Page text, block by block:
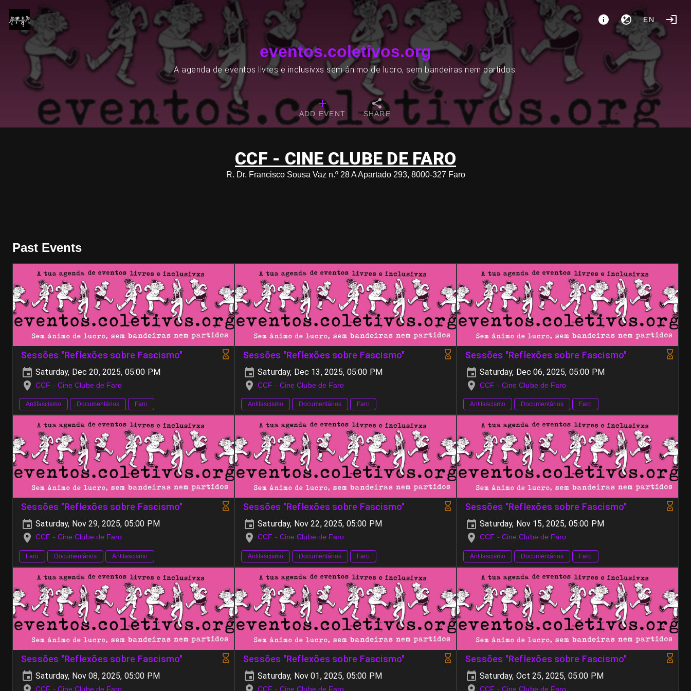
EN
eventos.coletivos.org
A agenda de eventos livres e inclusivxs sem ânimo de lucro, sem bandeiras nem partidos.
ADD EVENT SHARE
CCF - CINE CLUBE DE FARO
R. Dr. Francisco Sousa Vaz n.º 28 A Apartado 293, 8000-327 Faro
Past Events
Sessões "Reflexões sobre Fascismo"
Saturday, Dec 20, 2025, 05:00 PM
CCF - Cine Clube de Faro
Antifascismo Documentários Faro
Sessões "Reflexões sobre Fascismo"
Saturday, Dec 13, 2025, 05:00 PM
CCF - Cine Clube de Faro
Antifascismo Documentários Faro
Sessões "Reflexões sobre Fascismo"
Saturday, Dec 06, 2025, 05:00 PM
CCF - Cine Clube de Faro
Antifascismo Documentários Faro
Sessões "Reflexões sobre Fascismo"
Saturday, Nov 29, 2025, 05:00 PM
CCF - Cine Clube de Faro
Faro Documentários Antifascismo
Sessões "Reflexões sobre Fascismo"
Saturday, Nov 22, 2025, 05:00 PM
CCF - Cine Clube de Faro
Antifascismo Documentários Faro
Sessões "Reflexões sobre Fascismo"
Saturday, Nov 15, 2025, 05:00 PM
CCF - Cine Clube de Faro
Antifascismo Documentários Faro
Sessões "Reflexões sobre Fascismo"
Saturday, Nov 08, 2025, 05:00 PM
CCF - Cine Clube de Faro
Sessões "Reflexões sobre Fascismo"
Saturday, Nov 01, 2025, 05:00 PM
CCF - Cine Clube de Faro
Sessões "Reflexões sobre Fascismo"
Saturday, Oct 25, 2025, 05:00 PM
CCF - Cine Clube de Faro